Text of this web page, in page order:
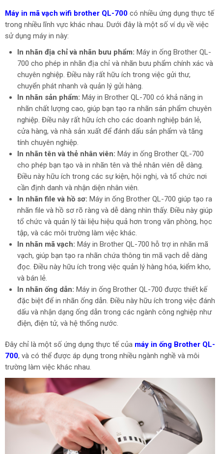
Máy in mã vạch wifi brother QL-700 có nhiều ứng dụng thực tế
trong nhiều lĩnh vực khác nhau. Dưới đây là một số ví dụ về việc
sử dụng máy in này:
In nhãn địa chỉ và nhãn bưu phẩm: Máy in ống Brother QL-
700 cho phép in nhãn địa chỉ và nhãn bưu phẩm chính xác và
chuyên nghiệp. Điều này rất hữu ích trong việc gửi thư,
chuyển phát nhanh và quản lý gửi hàng.
In nhãn sản phẩm: Máy in Brother QL-700 có khả năng in
nhãn chất lượng cao, giúp bạn tạo ra nhãn sản phẩm chuyên
nghiệp. Điều này rất hữu ích cho các doanh nghiệp bán lẻ,
cửa hàng, và nhà sản xuất để đánh dấu sản phẩm và tăng
tính chuyên nghiệp.
In nhãn tên và thẻ nhân viên: Máy in ống Brother QL-700
cho phép bạn tạo và in nhãn tên và thẻ nhân viên dễ dàng.
Điều này hữu ích trong các sự kiện, hội nghị, và tổ chức nơi
cần định danh và nhận diện nhân viên.
In nhãn file và hồ sơ: Máy in ống Brother QL-700 giúp tạo ra
nhãn file và hồ sơ rõ ràng và dễ dàng nhìn thấy. Điều này giúp
tổ chức và quản lý tài liệu hiệu quả hơn trong văn phòng, học
tập, và các môi trường làm việc khác.
In nhãn mã vạch: Máy in Brother QL-700 hỗ trợ in nhãn mã
vạch, giúp bạn tạo ra nhãn chứa thông tin mã vạch dễ dàng
đọc. Điều này hữu ích trong việc quản lý hàng hóa, kiểm kho,
và bán lẻ.
In nhãn ống dẫn: Máy in ống Brother QL-700 được thiết kế
đặc biệt để in nhãn ống dẫn. Điều này hữu ích trong việc đánh
dấu và nhận dạng ống dẫn trong các ngành công nghiệp như
điện, điện tử, và hệ thống nước.
Đây chỉ là một số ứng dụng thực tế của máy in ống Brother QL-
700, và có thể được áp dụng trong nhiều ngành nghề và môi
trường làm việc khác nhau.